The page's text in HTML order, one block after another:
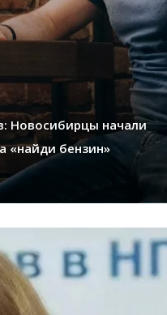
Новосибирцы начали
«найди бензин»